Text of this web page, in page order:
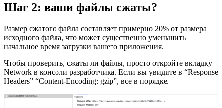
Шаг 2: ваши файлы сжаты?
Размер сжатого файла составляет примерно 20% от размера
исходного файла, что может существенно уменьшить
начальное время загрузки вашего приложения.
Чтобы проверить, сжаты ли файлы, просто откройте вкладку
Network в консоли разработчика. Если вы увидите в “Response
Headers” “Content-Encoding: gzip”, все в порядке.